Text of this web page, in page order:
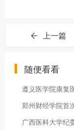
上一篇
随便看看
遵义医学院康复
郑州财经学院首
广西医科大学纪